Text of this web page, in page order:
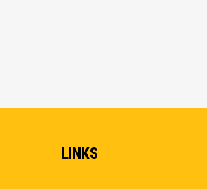
LINKS